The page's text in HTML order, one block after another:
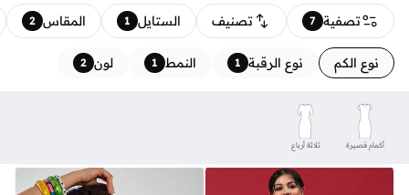
تصفية 7 تصنيف الستايل 1 المقاس 2
نوع الكم نوع الرقبة 1 النمط 1 لون 2
أكمام قصيرة ثلاثة أرباع